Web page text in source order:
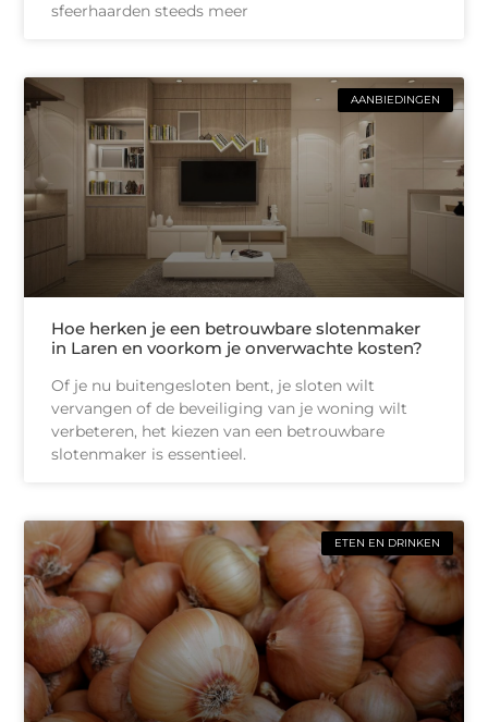
sfeerhaarden steeds meer
AANBIEDINGEN
Hoe herken je een betrouwbare slotenmaker
in Laren en voorkom je onverwachte kosten?
Of je nu buitengesloten bent, je sloten wilt
vervangen of de beveiliging van je woning wilt
verbeteren, het kiezen van een betrouwbare
slotenmaker is essentieel.
ETEN EN DRINKEN